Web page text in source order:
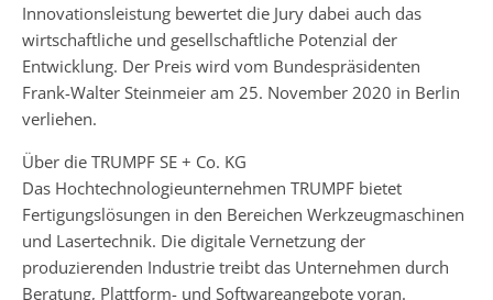
Innovationsleistung bewertet die Jury dabei auch das
wirtschaftliche und gesellschaftliche Potenzial der
Entwicklung. Der Preis wird vom Bundespräsidenten
Frank-Walter Steinmeier am 25. November 2020 in Berlin
verliehen.
Über die TRUMPF SE + Co. KG
Das Hochtechnologieunternehmen TRUMPF bietet
Fertigungslösungen in den Bereichen Werkzeugmaschinen
und Lasertechnik. Die digitale Vernetzung der
produzierenden Industrie treibt das Unternehmen durch
Beratung, Plattform- und Softwareangebote voran.